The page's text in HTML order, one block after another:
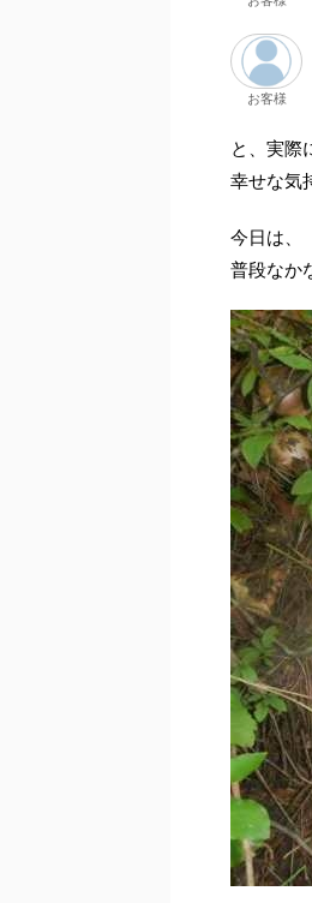
お客様
と、実際
幸せな気
今日は、
普段なか